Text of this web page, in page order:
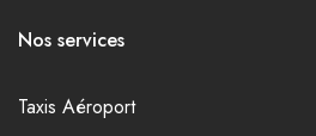
Nos services
Taxis Aéroport